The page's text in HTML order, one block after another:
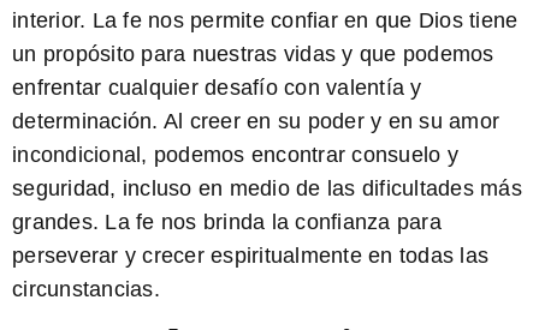
interior. La fe nos permite confiar en que Dios tiene
un propósito para nuestras vidas y que podemos
enfrentar cualquier desafío con valentía y
determinación. Al creer en su poder y en su amor
incondicional, podemos encontrar consuelo y
seguridad, incluso en medio de las dificultades más
grandes. La fe nos brinda la confianza para
perseverar y crecer espiritualmente en todas las
circunstancias.